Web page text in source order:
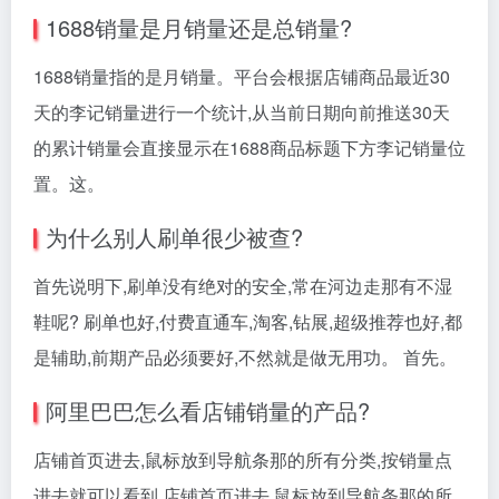
1688销量是月销量还是总销量?
1688销量指的是月销量。平台会根据店铺商品最近30
天的李记销量进行一个统计,从当前日期向前推送30天
的累计销量会直接显示在1688商品标题下方李记销量位
置。这。
为什么别人刷单很少被查?
首先说明下,刷单没有绝对的安全,常在河边走那有不湿
鞋呢? 刷单也好,付费直通车,淘客,钻展,超级推荐也好,都
是辅助,前期产品必须要好,不然就是做无用功。 首先。
阿里巴巴怎么看店铺销量的产品?
店铺首页进去,鼠标放到导航条那的所有分类,按销量点